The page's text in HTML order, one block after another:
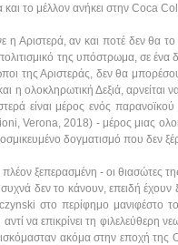
και το μέλλον ανήκει στην Coca
Αριστερά, αν και ποτέ δεν θα το
της υπόστρωμα, σε ένα
της Αριστεράς, δεν θα
η ολοκληρωτική Δεξιά, αρνείται
είναι μέρος ενός
Verona, 2018) - μέρος μιας
δογματισμό που δεν
πλέον ξεπερασμένη - οι
δεν το κάνουν, επειδή έχουν
στο περίφημο μανιφέστο
να επικρίνει τη φιλελεύθερη
ακόμα στην εποχή της